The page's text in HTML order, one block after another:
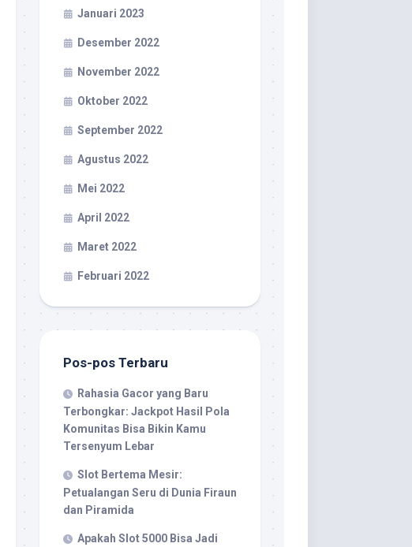
Januari 2023
Desember 2022
November 2022
Oktober 2022
September 2022
Agustus 2022
Mei 2022
April 2022
Maret 2022
Februari 2022
Pos-pos Terbaru
Rahasia Gacor yang Baru
Terbongkar: Jackpot Hasil Pola
Komunitas Bisa Bikin Kamu
Tersenyum Lebar
Slot Bertema Mesir:
Petualangan Seru di Dunia Firaun
dan Piramida
Apakah Slot 5000 Bisa Jadi